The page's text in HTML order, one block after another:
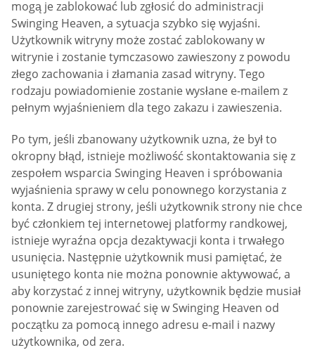
mogą je zablokować lub zgłosić do administracji
Swinging Heaven, a sytuacja szybko się wyjaśni.
Użytkownik witryny może zostać zablokowany w
witrynie i zostanie tymczasowo zawieszony z powodu
złego zachowania i złamania zasad witryny. Tego
rodzaju powiadomienie zostanie wysłane e-mailem z
pełnym wyjaśnieniem dla tego zakazu i zawieszenia.
Po tym, jeśli zbanowany użytkownik uzna, że był to
okropny błąd, istnieje możliwość skontaktowania się z
zespołem wsparcia Swinging Heaven i spróbowania
wyjaśnienia sprawy w celu ponownego korzystania z
konta. Z drugiej strony, jeśli użytkownik strony nie chce
być członkiem tej internetowej platformy randkowej,
istnieje wyraźna opcja dezaktywacji konta i trwałego
usunięcia. Następnie użytkownik musi pamiętać, że
usuniętego konta nie można ponownie aktywować, a
aby korzystać z innej witryny, użytkownik będzie musiał
ponownie zarejestrować się w Swinging Heaven od
początku za pomocą innego adresu e-mail i nazwy
użytkownika, od zera.